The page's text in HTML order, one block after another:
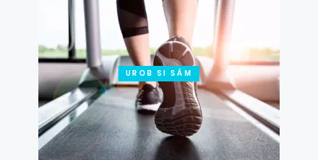
UROB SI SÁM